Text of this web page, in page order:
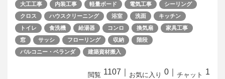
大工工事
内装工事 軽量ボード 電気工事
シーリング
クロス
ハウスクリーニング 浴室 洗面
キッチン
トイレ
食洗機 給湯器 コンロ 換気扇
家具工事
窓
サッシ フローリング 収納
階段
バルコニー・ベランダ
建築資材搬入
閲覧 1107 お気に入り 0 チャット 1